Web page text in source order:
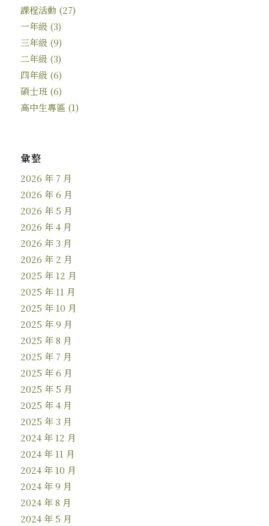
課程活動 (27)
一年級 (3)
三年級 (9)
二年級 (3)
四年級 (6)
碩士班(6)
高中生專區 (1)
彙整
2026 年 7 月
2026 年 6 月
2026 年 5 月
2026 年 4 月
2026 年 3 月
2026 年 2 月
2025 年 12 月
2025 年 11 月
2025 年 10 月
2025 年 9 月
2025 年 8 月
2025 年 7 月
2025 年 6 月
2025 年 5 月
2025 年 4 月
2025 年 3 月
2024 年 12 月
2024 年 11 月
2024 年 10 月
2024 年 9 月
2024 年 8 月
2024 年 5 月